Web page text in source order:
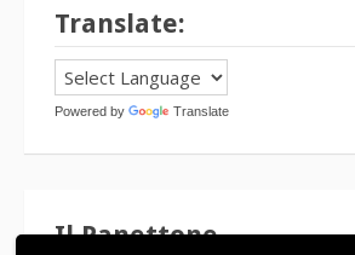
Translate:
Powered by Translate
Il Panettone